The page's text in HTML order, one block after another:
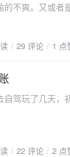
不爽。又或者
29 评论 1 点
玩了几天，初
22 评论 2 点